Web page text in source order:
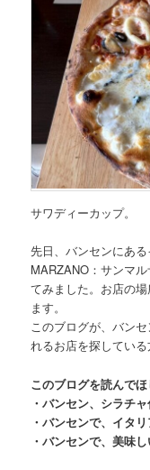
サワディーカップ。
先日、バンセンにあ
MARZANO：サンマル
てみました。お店の
ます。
このブログが、バン
れるお店を探している
このブログを読んでほ
・バンセン、シラチ
・バンセンで、イタ
・バンセンで、美味